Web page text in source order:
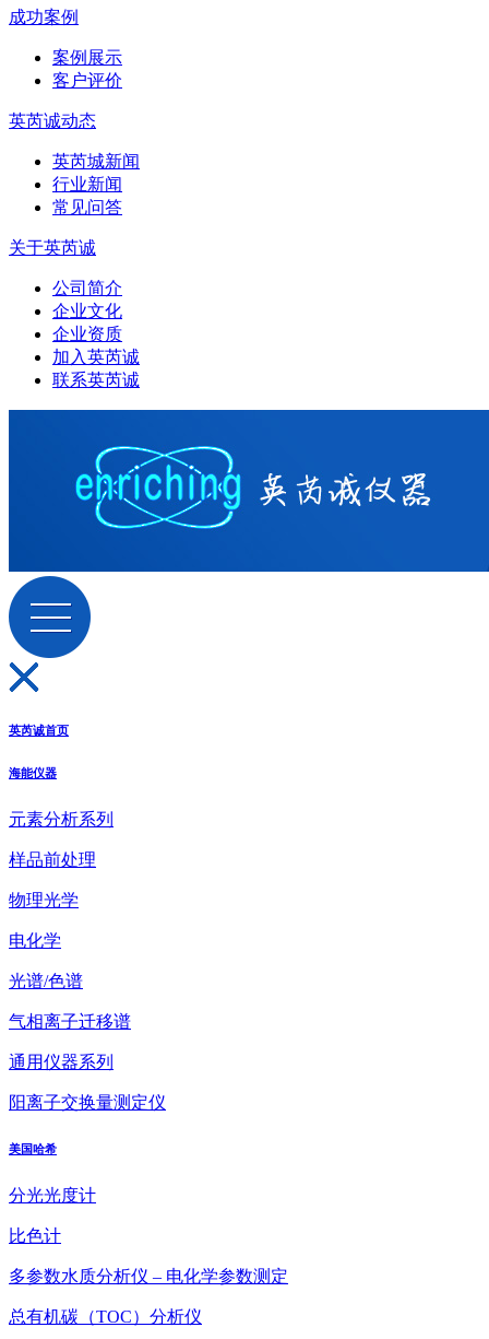
成功案例
案例展示
客户评价
英芮诚动态
英芮城新闻
行业新闻
常见问答
关于英芮诚
公司简介
企业文化
企业资质
加入英芮诚
联系英芮诚
英芮诚首页
海能仪器
元素分析系列
样品前处理
物理光学
电化学
光谱/色谱
气相离子迁移谱
通用仪器系列
阳离子交换量测定仪
美国哈希
分光光度计
比色计
多参数水质分析仪 – 电化学参数测定
总有机碳（TOC）分析仪